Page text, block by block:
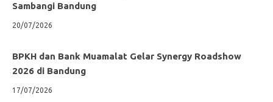
Sambangi Bandung
20/07/2026
BPKH dan Bank Muamalat Gelar Synergy Roadshow
2026 di Bandung
17/07/2026